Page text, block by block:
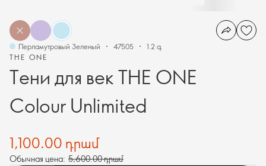
THE ONE
Тени для век THE ONE
Colour Unlimited
Перламутровый Зеленый 47505 1.2 գ
1,100.00 դրամ
Обычная цена: 5,600.00 դրամ